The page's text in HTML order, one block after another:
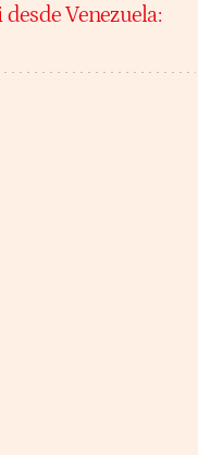
Venezuela: